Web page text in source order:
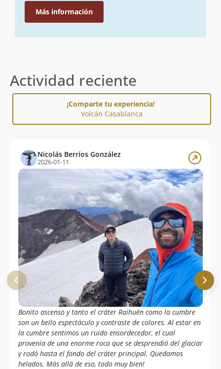
Más información
Actividad reciente
¡Comparte tu experiencia!
Volcán Casablanca
Nicolás Berríos González
2026-01-11
Bonito ascenso y tanto el cráter Raihuén como la cumbre
son un bello espectáculo y contraste de colores. Al estar en
la cumbre sentimos un ruido ensordecedor, el cual
provenía de una enorme roca que se desprendió del glaciar
y rodó hasta el fondo del cráter principal. Quedamos
helados. Más allá de eso, todo muy bien!